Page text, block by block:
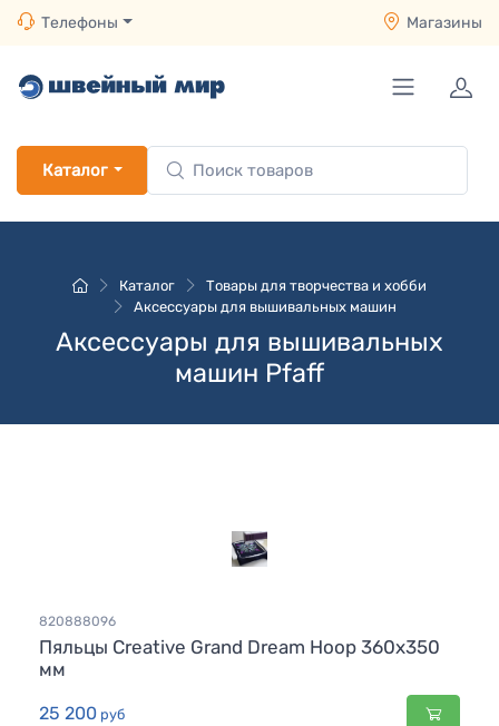
Телефоны Магазины
Каталог
Каталог
Товары для творчества и хобби
Аксессуары для вышивальных машин
Аксессуары для вышивальных
машин Pfaff
820888096
Пяльцы Creative Grand Dream Hoop 360x350
мм
25 200 руб